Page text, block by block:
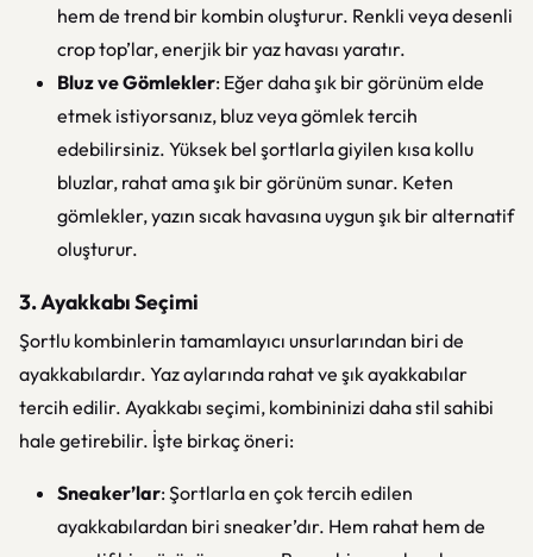
hem de trend bir kombin oluşturur. Renkli veya desenli
crop top’lar, enerjik bir yaz havası yaratır.
Bluz ve Gömlekler: Eğer daha şık bir görünüm elde
etmek istiyorsanız, bluz veya gömlek tercih
edebilirsiniz. Yüksek bel şortlarla giyilen kısa kollu
bluzlar, rahat ama şık bir görünüm sunar. Keten
gömlekler, yazın sıcak havasına uygun şık bir alternatif
oluşturur.
3. Ayakkabı Seçimi
Şortlu kombinlerin tamamlayıcı unsurlarından biri de
ayakkabılardır. Yaz aylarında rahat ve şık ayakkabılar
tercih edilir. Ayakkabı seçimi, kombininizi daha stil sahibi
hale getirebilir. İşte birkaç öneri:
Sneaker’lar: Şortlarla en çok tercih edilen
ayakkabılardan biri sneaker’dır. Hem rahat hem de